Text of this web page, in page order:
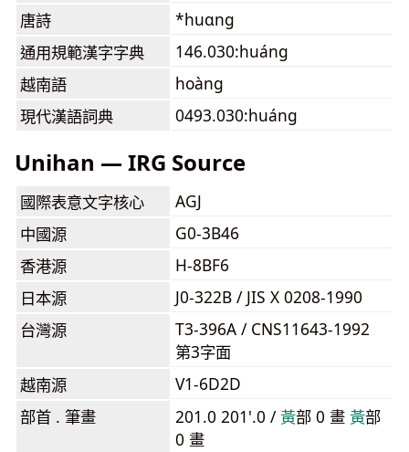
唐詩
*huɑng
通用規範漢字字典
146.030:huáng
越南語
hoàng
現代漢語詞典
0493.030:huáng
Unihan — IRG Source
國際表意文字核心
AGJ
中國源
G0-3B46
香港源
H-8BF6
日本源
J0-322B / JIS X 0208-1990
台灣源
T3-396A / CNS11643-1992
第3字面
越南源
V1-6D2D
部首 . 筆畫
201.0 201'.0 /⿈部 0 畫 ⿈部
0 畫